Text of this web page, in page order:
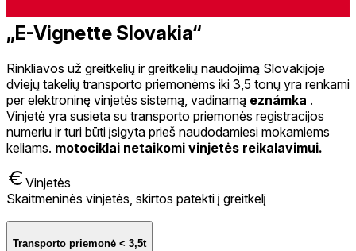
„E-Vignette Slovakia“
Rinkliavos už greitkelių ir greitkelių naudojimą Slovakijoje
dviejų takelių transporto priemonėms iki 3,5 tonų yra renkami
per elektroninę vinjetės sistemą, vadinamą eznámka .
Vinjetė yra susieta su transporto priemonės registracijos
numeriu ir turi būti įsigyta prieš naudodamiesi mokamiems
keliams. motociklai netaikomi vinjetės reikalavimui.
Vinjetės
Skaitmeninės vinjetės, skirtos patekti į greitkelį
Transporto priemonė < 3,5t